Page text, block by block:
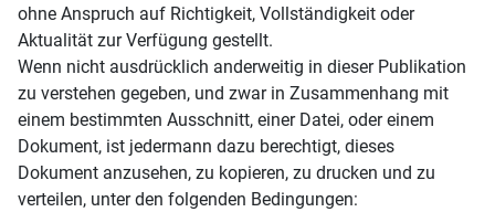
ohne Anspruch auf Richtigkeit, Vollständigkeit oder
Aktualität zur Verfügung gestellt.
Wenn nicht ausdrücklich anderweitig in dieser Publikation
zu verstehen gegeben, und zwar in Zusammenhang mit
einem bestimmten Ausschnitt, einer Datei, oder einem
Dokument, ist jedermann dazu berechtigt, dieses
Dokument anzusehen, zu kopieren, zu drucken und zu
verteilen, unter den folgenden Bedingungen: